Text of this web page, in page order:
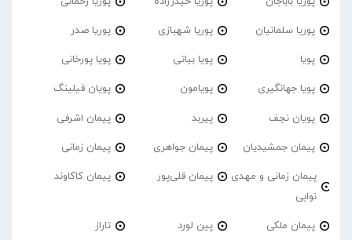
پوریا سلمانیان پوریا شهبازی پوریا صدر
پویا پویا بیاتی پویا پورخانی
پویا جهانگیری پویامون پویان فیلینگ
پویان نجف پیربد پیمان اشرفی
پیمان جمشیدیان پیمان جواهری پیمان زمانی
پیمان زمانی و مهدی
نوابی
پیمان قلی‌پور پیمان کاکاوند
پیمان ملکی پین لورد تاراز